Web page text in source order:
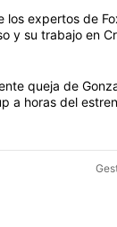
artículos con
con el título "La
los expertos de
y su trabajo en
con el título "La
queja de
a horas del